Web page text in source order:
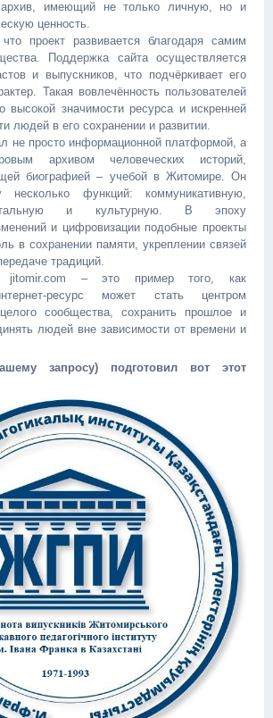
архив, имеющий не только личную, но и
ценность.
проект развивается благодаря самим
Поддержка сайта осуществляется
и выпускников, что подчёркивает его
Такая вовлечённость пользователей
высокой значимости ресурса и искренней
людей в его сохранении и развитии.
не просто информационной платформой, а
архивом человеческих историй,
биографией – учебой в Житомире. Он
несколько функций: коммуникативную,
и культурную. В эпоху
и цифровизации подобные проекты
в сохранении памяти, укреплении связей
традиций.
jitomir.com – это пример того, как
ресурс может стать центром
сообщества, сохранить прошлое и
людей вне зависимости от времени и
запросу) подготовил вот этот